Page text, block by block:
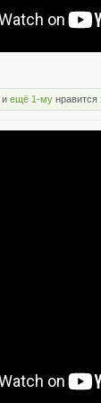
иещё 1-му нравится